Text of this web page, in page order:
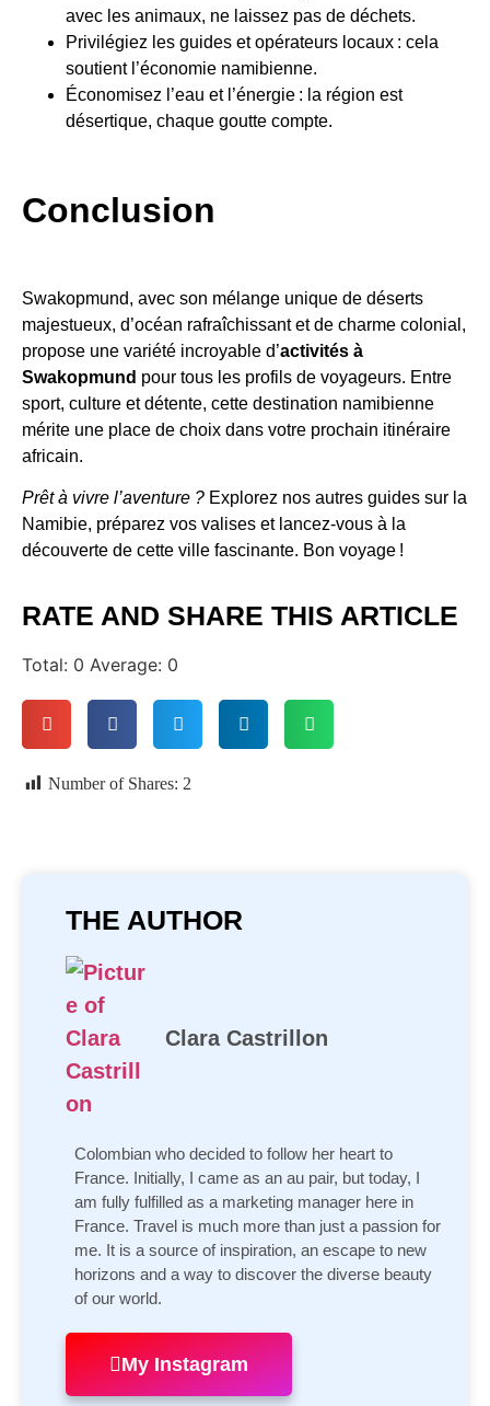
avec les animaux, ne laissez pas de déchets.
Privilégiez les guides et opérateurs locaux : cela
soutient l’économie namibienne.
Économisez l’eau et l’énergie : la région est
désertique, chaque goutte compte.
Conclusion
Swakopmund, avec son mélange unique de déserts
majestueux, d’océan rafraîchissant et de charme colonial,
propose une variété incroyable d’activités à
Swakopmund pour tous les profils de voyageurs. Entre
sport, culture et détente, cette destination namibienne
mérite une place de choix dans votre prochain itinéraire
africain.
Prêt à vivre l’aventure ? Explorez nos autres guides sur la
Namibie, préparez vos valises et lancez-vous à la
découverte de cette ville fascinante. Bon voyage !
RATE AND SHARE THIS ARTICLE
Total: 0 Average: 0
Number of Shares: 2
THE AUTHOR
Clara Castrillon
Colombian who decided to follow her heart to
France. Initially, I came as an au pair, but today, I
am fully fulfilled as a marketing manager here in
France. Travel is much more than just a passion for
me. It is a source of inspiration, an escape to new
horizons and a way to discover the diverse beauty
of our world.
My Instagram